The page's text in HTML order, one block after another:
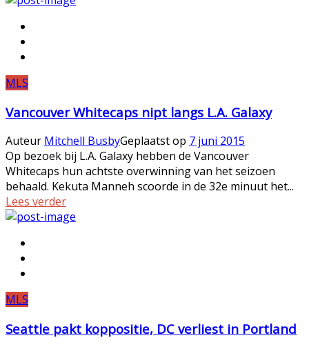
MLS
Vancouver Whitecaps nipt langs L.A. Galaxy
Auteur Mitchell BusbyGeplaatst op 7 juni 2015
Op bezoek bij L.A. Galaxy hebben de Vancouver
Whitecaps hun achtste overwinning van het seizoen
behaald. Kekuta Manneh scoorde in de 32e minuut het...
Lees verder
MLS
Seattle pakt koppositie, DC verliest in Portland